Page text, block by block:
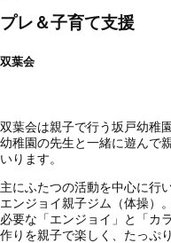
プレ＆子育て支援
双葉会
双葉会は親子で行う坂戸幼稚
幼稚園の先生と一緒に遊んで
いります。
主にふたつの活動を中心に行
エンジョイ親子ジム（体操）
必要な「エンジョイ」と「カ
作りを親子で楽しく、たっぷ